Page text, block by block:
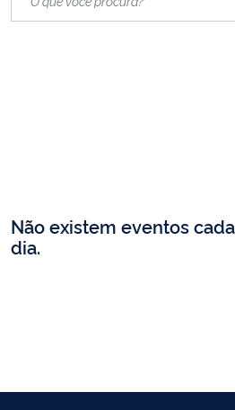
Não existem eventos
dia.